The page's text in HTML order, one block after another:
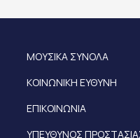
ΜΟΥΣΙΚΑ ΣΥΝΟΛΑ
ΚΟΙΝΩΝΙΚΗ ΕΥΘΥΝΗ
ΕΠΙΚΟΙΝΩΝΙΑ
ΥΠΕΥΘΥΝΟΣ